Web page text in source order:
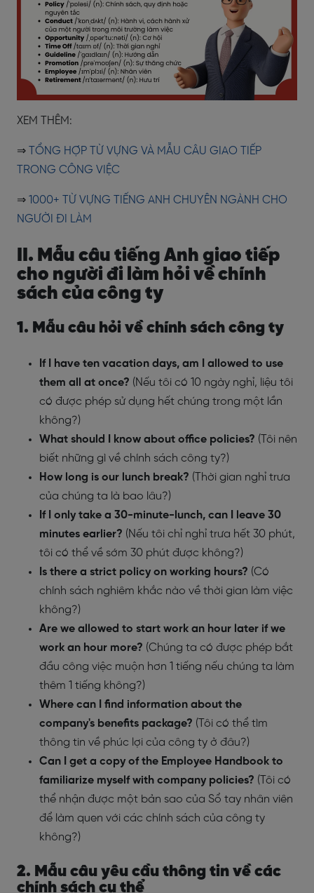
XEM THÊM:
⇒
TỔNG HỢP TỪ VỰNG VÀ MẪU CÂU GIAO TIẾP
TRONG CÔNG VIỆC
⇒ 1000+ TỪ VỰNG TIẾNG ANH CHUYÊN NGÀNH CHO
NGƯỜI ĐI LÀM
II. Mẫu câu tiếng Anh giao tiếp
cho người đi làm hỏi về chính
sách của công ty
1. Mẫu câu hỏi về chính sách công ty
If I have ten vacation days, am I allowed to use
them all at once? (Nếu tôi có 10 ngày nghỉ, liệu tôi
có được phép sử dụng hết chúng trong một lần
không?)
What should I know about office policies? (Tôi nên
biết những gì về chính sách công ty?)
How long is our lunch break? (Thời gian nghỉ trưa
của chúng ta là bao lâu?)
If I only take a 30-minute-lunch, can I leave 30
minutes earlier? (Nếu tôi chỉ nghỉ trưa hết 30 phút,
tôi có thể về sớm 30 phút được không?)
Is there a strict policy on working hours? (Có
chính sách nghiêm khắc nào về thời gian làm việc
không?)
Are we allowed to start work an hour later if we
work an hour more? (Chúng ta có được phép bắt
đầu công việc muộn hơn 1 tiếng nếu chúng ta làm
thêm 1 tiếng không?)
Where can I find information about the
company's benefits package? (Tôi có thể tìm
thông tin về phúc lợi của công ty ở đâu?)
Can I get a copy of the Employee Handbook to
familiarize myself with company policies? (Tôi có
thể nhận được một bản sao của Sổ tay nhân viên
để làm quen với các chính sách của công ty
không?)
2. Mẫu câu yêu cầu thông tin về các
chính sách cụ thể